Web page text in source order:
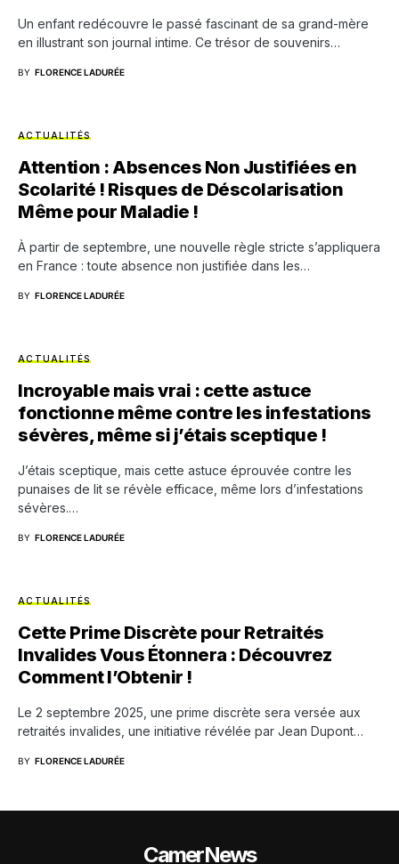
Un enfant redécouvre le passé fascinant de sa grand-mère
en illustrant son journal intime. Ce trésor de souvenirs…
BY FLORENCE LADURÉE
ACTUALITÉS
Attention : Absences Non Justifiées en
Scolarité ! Risques de Déscolarisation
Même pour Maladie !
À partir de septembre, une nouvelle règle stricte s’appliquera
en France : toute absence non justifiée dans les…
BY FLORENCE LADURÉE
ACTUALITÉS
Incroyable mais vrai : cette astuce
fonctionne même contre les infestations
sévères, même si j’étais sceptique !
J’étais sceptique, mais cette astuce éprouvée contre les
punaises de lit se révèle efficace, même lors d’infestations
sévères.…
BY FLORENCE LADURÉE
ACTUALITÉS
Cette Prime Discrète pour Retraités
Invalides Vous Étonnera : Découvrez
Comment l’Obtenir !
Le 2 septembre 2025, une prime discrète sera versée aux
retraités invalides, une initiative révélée par Jean Dupont…
BY FLORENCE LADURÉE
CamerNews